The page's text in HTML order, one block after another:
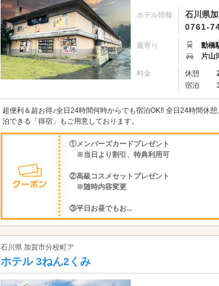
ホテル情報
石川県
0761-
最寄り
動橋
片山
料金 休憩
宿泊
超便利＆超お得♪全日24時間何時からでも宿泊OK‼ 全日24時間休
泊できる「得宿」もご用意しております。
①メンバーズカードプレゼント
※当日より割引、特典利用可
②高級コスメセットプレゼント
※随時内容変更
③平日お昼でもお...
石川県 加賀市分校町ア
ホテル 3ねん2くみ